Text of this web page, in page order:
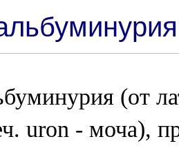
(от
uron - моча),